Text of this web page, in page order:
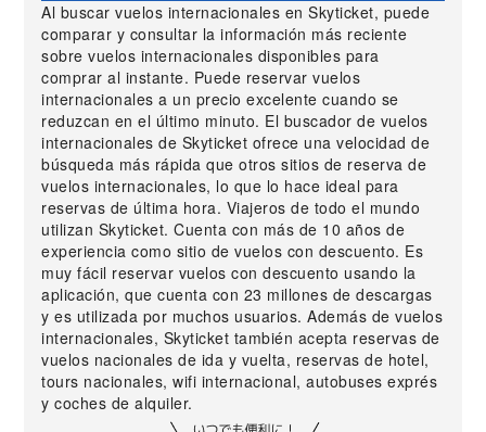
Al buscar vuelos internacionales en Skyticket, puede
comparar y consultar la información más reciente
sobre vuelos internacionales disponibles para
comprar al instante. Puede reservar vuelos
internacionales a un precio excelente cuando se
reduzcan en el último minuto. El buscador de vuelos
internacionales de Skyticket ofrece una velocidad de
búsqueda más rápida que otros sitios de reserva de
vuelos internacionales, lo que lo hace ideal para
reservas de última hora. Viajeros de todo el mundo
utilizan Skyticket. Cuenta con más de 10 años de
experiencia como sitio de vuelos con descuento. Es
muy fácil reservar vuelos con descuento usando la
aplicación, que cuenta con 23 millones de descargas
y es utilizada por muchos usuarios. Además de vuelos
internacionales, Skyticket también acepta reservas de
vuelos nacionales de ida y vuelta, reservas de hotel,
tours nacionales, wifi internacional, autobuses exprés
y coches de alquiler.